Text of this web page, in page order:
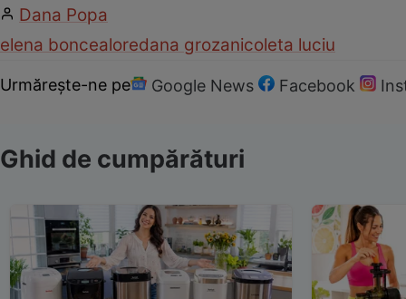
Dana Popa
elena boncealoredana grozanicoleta luciu
Urmărește-ne pe Google News Facebook
Ghid de cumpărături